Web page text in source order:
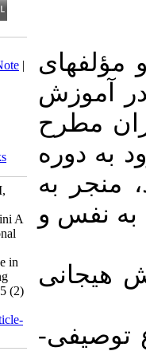
Download citation:
BibTeX |RIS|EndNote
Medlars| ProCite
|
Reference Manager|
RefWorks
Send citation to:
Mendeley
Zotero
RefWorks
Ashghali Farahani M,
Hajibabaee F, Hosseini A
F, Salehi T. Educational
emotional intelligence in
undergraduate nursing
students . ijnv 2016; 5 (2)
URL:
1-434-fa.html